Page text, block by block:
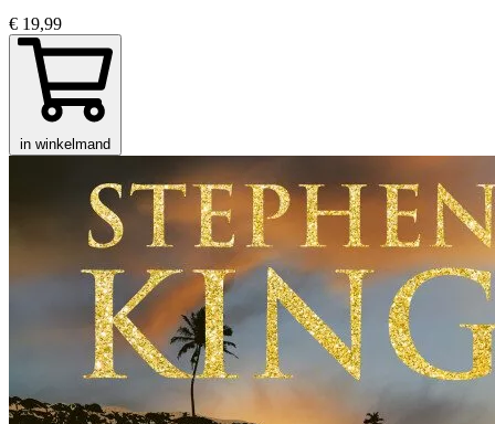
€ 19,99
in winkelmand